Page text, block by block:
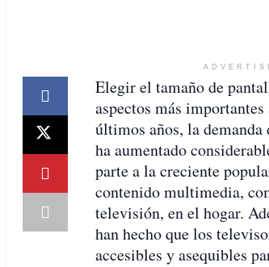
Elegir el tamaño de
aspectos más
últimos años, la
ha aumentado
parte a la creciente
contenido multimedia,
televisión, en el hogar.
han hecho que los
accesibles y asequibles